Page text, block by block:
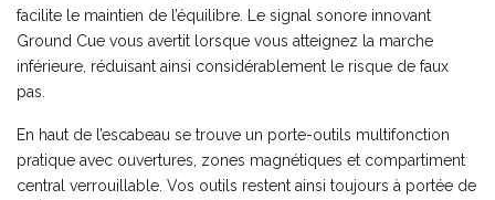
facilite le maintien de l’équilibre. Le signal sonore innovant
Ground Cue vous avertit lorsque vous atteignez la marche
inférieure, réduisant ainsi considérablement le risque de faux
pas.
En haut de l’escabeau se trouve un porte-outils multifonction
pratique avec ouvertures, zones magnétiques et compartiment
central verrouillable. Vos outils restent ainsi toujours à portée de